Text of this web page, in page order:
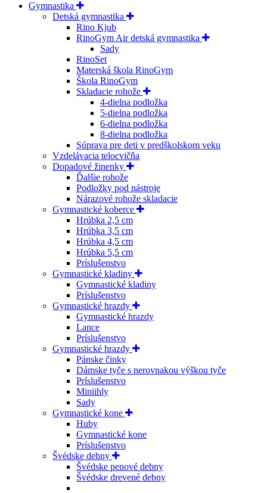
Gymnastika
Detská gymnastika
Rino Kjub
RinoGym Air detská gymnastika
Sady
RinoSet
Materská škola RinoGym
Škola RinoGym
Skladacie rohože
4-dielna podložka
5-dielna podložka
6-dielna podložka
8-dielna podložka
Súprava pre deti v predškolskom veku
Vzdelávacia telocvičňa
Dopadové žinenky
Ďalšie rohože
Podložky pod nástroje
Nárazové rohože skladacie
Gymnastické koberce
Hrúbka 2,5 cm
Hrúbka 3,5 cm
Hrúbka 4,5 cm
Hrúbka 5,5 cm
Príslušenstvo
Gymnastické kladiny
Gymnastické kladiny
Príslušenstvo
Gymnastické hrazdy
Gymnastické hrazdy
Lance
Príslušenstvo
Gymnastické hrazdy
Pánske činky
Dámske tyče s nerovnakou výškou tyče
Príslušenstvo
Miniihly
Sady
Gymnastické kone
Huby
Gymnastické kone
Príslušenstvo
Švédske debny
Švédske penové debny
Švédske drevené debny